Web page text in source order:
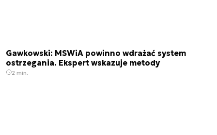
Gawkowski: MSWiA powinno wdrażać system
ostrzegania. Ekspert wskazuje metody
2 min.